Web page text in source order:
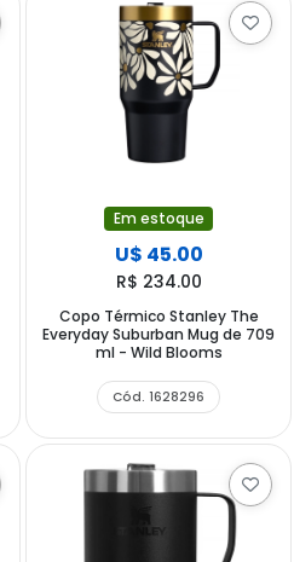
Em estoque
U$ 45.00
R$ 234.00
Copo Térmico Stanley The
Everyday Suburban Mug de 709
ml - Wild Blooms
Cód. 1628296